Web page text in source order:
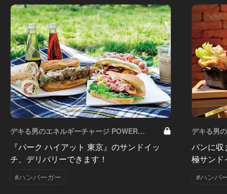
デキる男のエネルギーチャージ POWER
HOTELS ホテルがサンドイッチブームを牽引す
る！ Vol.3
『パーク ハイアット 東京』のサンドイッ
チ、デリバリーできます！
#ハンバーガー
デキる男
HOTELS
る！ Vol.1
パンに収
極サンド
#ハンバ